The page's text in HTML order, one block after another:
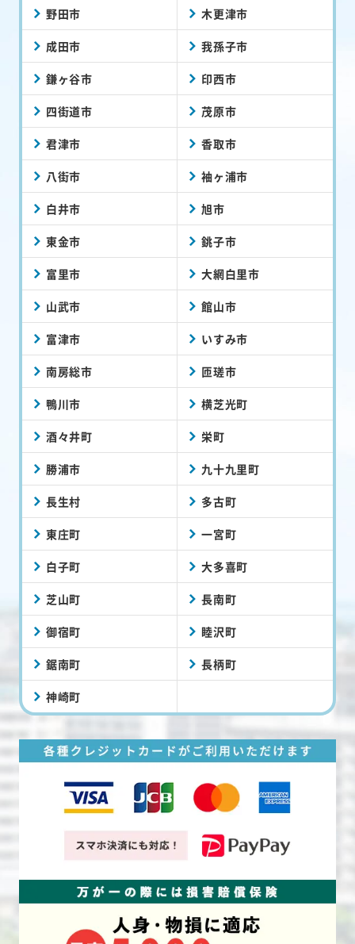
野田市 木更津市
成田市 我孫子市
鎌ヶ谷市 印西市
四街道市 茂原市
君津市 香取市
八街市 袖ヶ浦市
白井市 旭市
東金市 銚子市
富里市 大網白里市
山武市 館山市
富津市 いすみ市
南房総市 匝瑳市
鴨川市 横芝光町
酒々井町 栄町
勝浦市 九十九里町
長生村 多古町
東庄町 一宮町
白子町 大多喜町
芝山町 長南町
御宿町 睦沢町
鋸南町 長柄町
神崎町